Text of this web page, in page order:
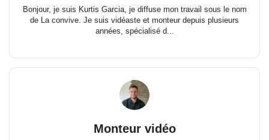
Bonjour, je suis Kurtis Garcia, je diffuse mon travail sous le nom
de La convive. Je suis vidéaste et monteur depuis plusieurs
années, spécialisé d...
Monteur vidéo